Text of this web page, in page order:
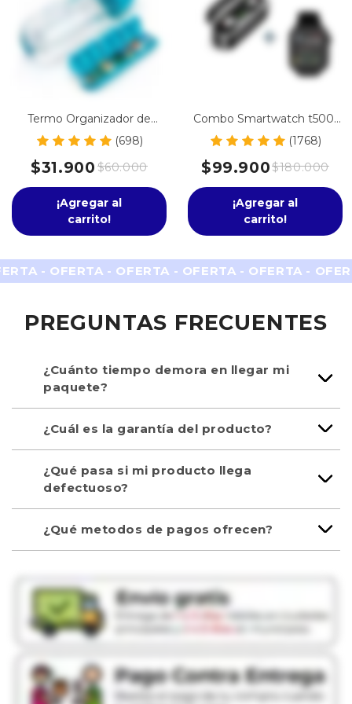
Termo Organizador de
Pastillas (698)
$31.900 $60.000
¡Agregar al
carrito!
Combo Smartwatch t500-
t55 & Audífonos Con
Powerbank
(1768)
$99.900$180.000
¡Agregar al
carrito!
- OFERTA - OFERTA - OFERTA - OFERTA -
PREGUNTAS FRECUENTES
¿Cuánto tiempo demora en llegar mi
paquete?
¿Cuál es la garantía del producto?
¿Qué pasa si mi producto llega
defectuoso?
¿Qué metodos de pagos ofrecen?